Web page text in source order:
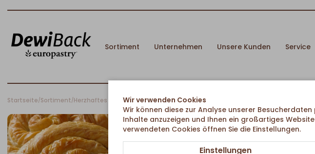
Sortiment Unternehmen Unsere Kunden Service
Startseite/Sortiment/Herzhaftes & Ethno-Food/Pizzen
Wir verwenden Cookies
Wir können diese zur Analyse unserer
Inhalte anzuzeigen und Ihnen ein großartiges
verwendeten Cookies öffnen Sie die Einstellungen.
Einstellungen